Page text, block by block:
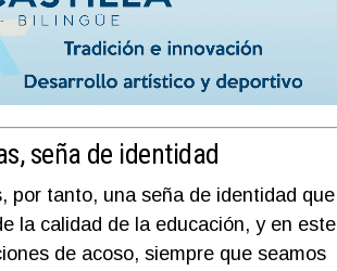
seña de identidad
por tanto, una seña de identidad que
la calidad de la educación, y en este
de acoso, siempre que seamos